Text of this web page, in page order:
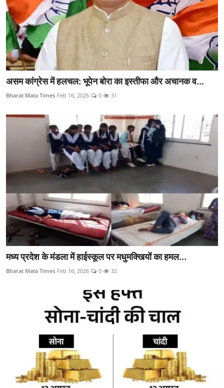
असम कांग्रेस में हलचल: भूपेन बोरा का इस्तीफा और अचानक व...
Bharat Mata Times Feb 16, 2026 0 31
मध्य प्रदेश के मंडला में हाईस्कूल पर मधुमक्खियों का हमल...
Bharat Mata Times Feb 16, 2026 0 32